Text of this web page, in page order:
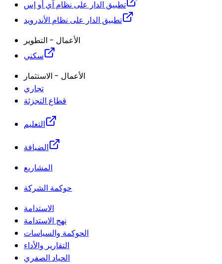
تطبيق الدار على نظام آي أو إس
تطبيق الدار على نظام الأندرويد
الأعمال - التطوير
سكني
الأعمال - الاستثمار
تجاري
قطاع التجزئة
التعليم
الضيافة
المشاريع
حوكمة الشركة
الاستدامة
نهج الاستدامة
الحوكمة والسياسات
التقارير والأداء
الحياد الصفري